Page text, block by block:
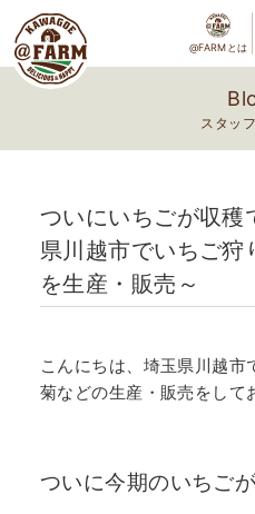
@FARMとは
スタッ
ついにいちごが収穫
県川越市でいちご狩
を生産・販売～
こんにちは、埼玉県川越市
菊などの生産・販売をして
ついに今期のいちご